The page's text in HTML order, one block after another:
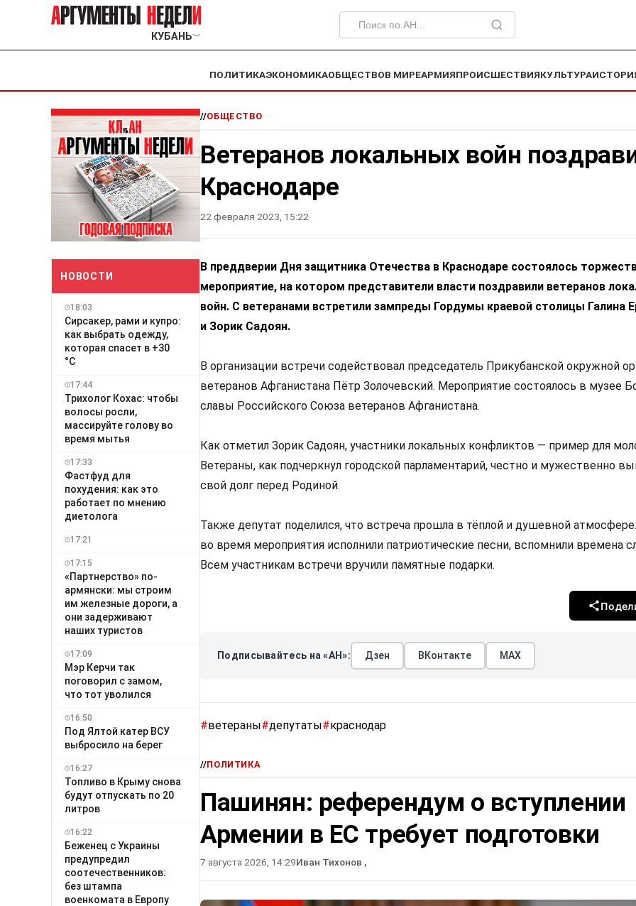
КУБАНЬ﹀
ПОЛИТИКАЭКОНОМИКАОБЩЕСТВОВ МИРЕАРМИЯПРОИСШЕСТВИЯКУЛЬТУРА
НОВОСТИ
18:03
Сирсакер, рами и купро:
как выбрать одежду,
которая спасет в +30
°C
17:44
Трихолог Кохас: чтобы
волосы росли,
массируйте голову во
время мытья
17:33
Фастфуд для
похудения: как это
работает по мнению
диетолога
17:21
17:15
«Партнерство» по-
армянски: мы строим
им железные дороги, а
они задерживают
наших туристов
17:09
Мэр Керчи так
поговорил с замом,
что тот уволился
16:50
Под Ялтой катер ВСУ
выбросило на берег
16:27
Топливо в Крыму снова
будут отпускать по 20
литров
16:22
Беженец с Украины
предупредил
соотечественников:
без штампа
военкомата в Европу
//ОБЩЕСТВО
Ветеранов локальных войн
Краснодаре
22 февраля 2023, 15:22
В преддверии Дня защитника Отечества в Краснодаре состоялось
мероприятие, на котором представители власти поздравили ветеранов
войн. С ветеранами встретили зампреды Гордумы краевой столицы Галина
и Зорик Садоян.
В организации встречи содействовал председатель Прикубанской окружной
ветеранов Афганистана Пётр Золочевский. Мероприятие состоялось в музее
славы Российского Союза ветеранов Афганистана.
Как отметил Зорик Садоян, участники локальных конфликтов — пример для
Ветераны, как подчеркнул городской парламентарий, честно и мужественно
свой долг перед Родиной.
Также депутат поделился, что встреча прошла в тёплой и душевной
во время мероприятия исполнили патриотические песни, вспомнили времена
Всем участникам встречи вручили памятные подарки.
Подписывайтесь на «АН»: Дзен ВКонтакте МАХ
#ветераны#депутаты#краснодар
//ПОЛИТИКА
Пашинян: референдум о вступлении
Армении в ЕС требует подготовки
7 августа 2026, 14:29Иван Тихонов ,